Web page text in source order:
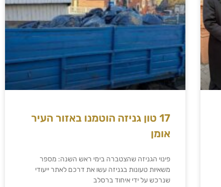
17 טון גניזה הוטמנו באזור העיר
אומן
פינוי הגניזה שהצטברה בימי ראש השנה: מספר
משאיות טעונות בגניזה עשו את דרכם לאתר ייעודי
שנרכש על ידי איחוד ברסלב